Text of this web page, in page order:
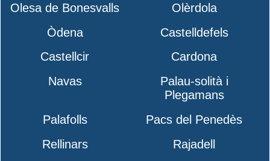
Olesa de Bonesvalls
Olèrdola
Òdena
Castelldefels
Castellcir
Cardona
Navas
Palau-solità i
Plegamans
Palafolls
Pacs del Penedès
Rellinars
Rajadell